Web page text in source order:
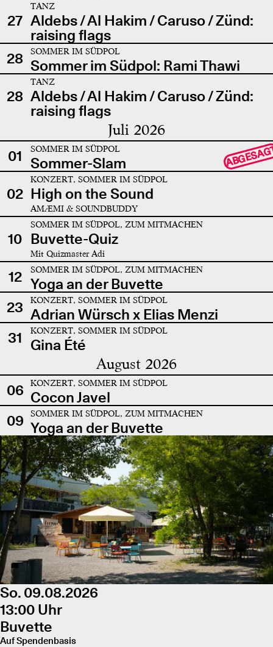
27
TANZ
Aldebs / Al Hakim / Caruso / Zünd:
raising flags
28
SOMMER IM SÜDPOL
Sommer im Südpol: Rami Thawi
28
TANZ
Aldebs / Al Hakim / Caruso / Zünd:
raising flags
Juli 2026
01 SOMMER IM SÜDPOL
Sommer-Slam
02
KONZERT, SOMMER IM SÜDPOL
High on the Sound
AMÆMI & SOUNDBUDDY
10
SOMMER IM SÜDPOL, ZUM MITMACHEN
Buvette-Quiz
Mit Quizmaster Adi
12 SOMMER IM SÜDPOL, ZUM MITMACHEN
Yoga an der Buvette
23
KONZERT, SOMMER IM SÜDPOL
Adrian Würsch x Elias Menzi
31
KONZERT, SOMMER IM SÜDPOL
Gina Été
August 2026
06 KONZERT, SOMMER IM SÜDPOL
Cocon Javel
09
SOMMER IM SÜDPOL, ZUM MITMACHEN
Yoga an der Buvette
So. 09.08.2026
13:00 Uhr
Buvette
Auf Spendenbasis